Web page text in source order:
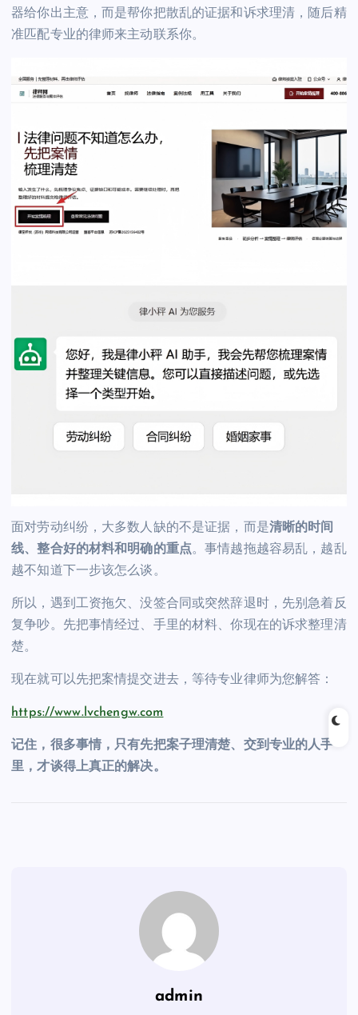
器给你出主意，而是帮你把散乱的证据和诉求理清，随后精
准匹配专业的律师来主动联系你。
面对劳动纠纷，大多数人缺的不是证据，而是清晰的时间
线、整合好的材料和明确的重点。事情越拖越容易乱，越乱
越不知道下一步该怎么谈。
所以，遇到工资拖欠、没签合同或突然辞退时，先别急着反
复争吵。先把事情经过、手里的材料、你现在的诉求整理清
楚。
现在就可以先把案情提交进去，等待专业律师为您解答：
https://www.lvchengw.com
记住，很多事情，只有先把案子理清楚、交到专业的人手
里，才谈得上真正的解决。
admin